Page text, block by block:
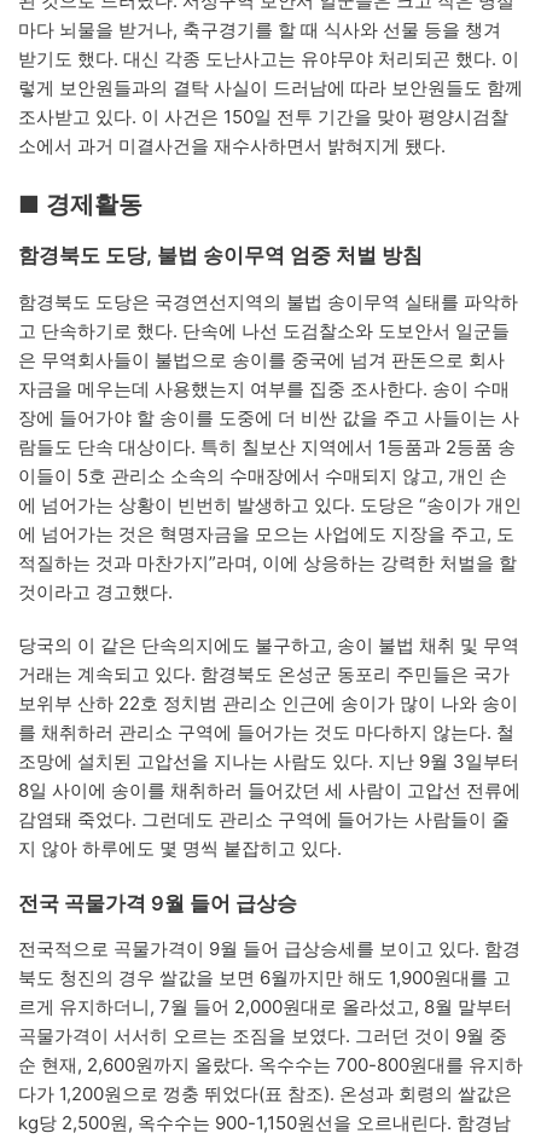
마다 뇌물을 받거나, 축구경기를 할 때 식사와 선물 등을 챙겨
받기도 했다. 대신 각종 도난사고는 유야무야 처리되곤 했다. 이
렇게 보안원들과의 결탁 사실이 드러남에 따라 보안원들도 함께
조사받고 있다. 이 사건은 150일 전투 기간을 맞아 평양시검찰
소에서 과거 미결사건을 재수사하면서 밝혀지게 됐다.
■ 경제활동
함경북도 도당, 불법 송이무역 엄중 처벌 방침
함경북도 도당은 국경연선지역의 불법 송이무역 실태를 파악하
고 단속하기로 했다. 단속에 나선 도검찰소와 도보안서 일군들
은 무역회사들이 불법으로 송이를 중국에 넘겨 판돈으로 회사
자금을 메우는데 사용했는지 여부를 집중 조사한다. 송이 수매
장에 들어가야 할 송이를 도중에 더 비싼 값을 주고 사들이는 사
람들도 단속 대상이다. 특히 칠보산 지역에서 1등품과 2등품 송
이들이 5호 관리소 소속의 수매장에서 수매되지 않고, 개인 손
에 넘어가는 상황이 빈번히 발생하고 있다. 도당은 “송이가 개인
에 넘어가는 것은 혁명자금을 모으는 사업에도 지장을 주고, 도
적질하는 것과 마찬가지”라며, 이에 상응하는 강력한 처벌을 할
것이라고 경고했다.
당국의 이 같은 단속의지에도 불구하고, 송이 불법 채취 및 무역
거래는 계속되고 있다. 함경북도 온성군 동포리 주민들은 국가
보위부 산하 22호 정치범 관리소 인근에 송이가 많이 나와 송이
를 채취하러 관리소 구역에 들어가는 것도 마다하지 않는다. 철
조망에 설치된 고압선을 지나는 사람도 있다. 지난 9월 3일부터
8일 사이에 송이를 채취하러 들어갔던 세 사람이 고압선 전류에
감염돼 죽었다. 그런데도 관리소 구역에 들어가는 사람들이 줄
지 않아 하루에도 몇 명씩 붙잡히고 있다.
전국 곡물가격 9월 들어 급상승
전국적으로 곡물가격이 9월 들어 급상승세를 보이고 있다. 함경
북도 청진의 경우 쌀값을 보면 6월까지만 해도 1,900원대를 고
르게 유지하더니, 7월 들어 2,000원대로 올라섰고, 8월 말부터
곡물가격이 서서히 오르는 조짐을 보였다. 그러던 것이 9월 중
순 현재, 2,600원까지 올랐다. 옥수수는 700-800원대를 유지하
다가 1,200원으로 껑충 뛰었다(표 참조). 온성과 회령의 쌀값은
kg당 2,500원, 옥수수는 900-1,150원선을 오르내린다. 함경남